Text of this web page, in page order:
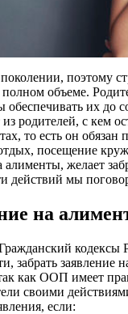
поэтому
объеме.
обеспечивать их до
родителей, с кем
то есть он
посещение
алименты, желает
действий мы
на
кодексы
забрать
как ООП имеет
своими
если: